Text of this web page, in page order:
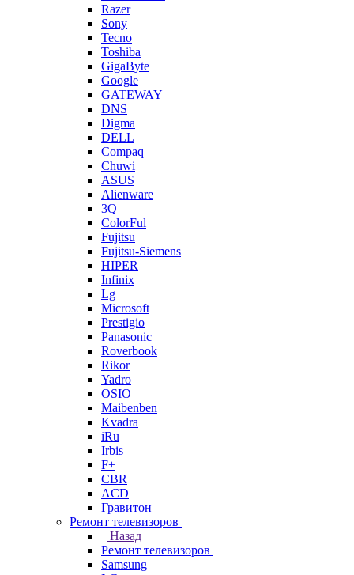
Razer
Sony
Tecno
Toshiba
GigaByte
Google
GATEWAY
DNS
Digma
DELL
Compaq
Chuwi
ASUS
Alienware
3Q
ColorFul
Fujitsu
Fujitsu-Siemens
HIPER
Infinix
Lg
Microsoft
Prestigio
Panasonic
Roverbook
Rikor
Yadro
OSIO
Maibenben
Kvadra
iRu
Irbis
F+
CBR
ACD
Гравитон
Ремонт телевизоров
Назад
Ремонт телевизоров
Samsung